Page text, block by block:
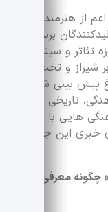
از هنرمندان،
برنامه
و سینما و
شیراز و تخت
بینی شده که
تاریخی و
هایی با صدا و
این جشنواره
چگونه معرفی